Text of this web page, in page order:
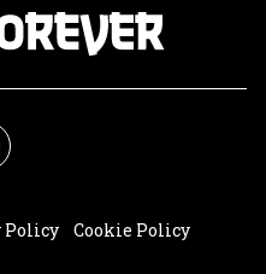
Policy
Cookie Policy